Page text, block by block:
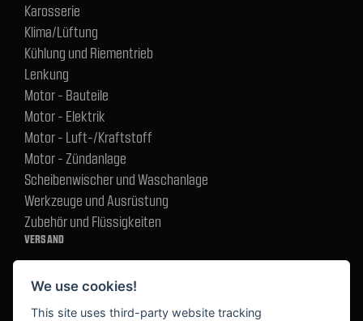
Karosserie
Klima/Lüftung
Kühlung und Riementrieb
Lenkung
Motor - Bauteile
Motor - Elektrik
Motor - Luft-/Kraftstoff
Motor - Zündanlage
Scheibenwischer und Waschanlage
Werkzeuge und Ausrüstung
Zubehör und Flüssigkeiten
VERSAND
We use cookies!
This site uses third-party website tracking